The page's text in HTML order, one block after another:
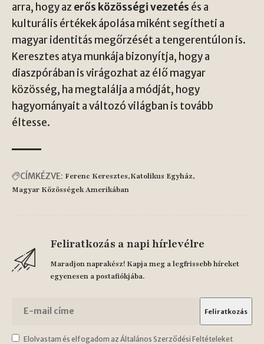
arra, hogy az erős közösségi vezetés és a
kulturális értékek ápolása miként segítheti a
magyar identitás megőrzését a tengerentúlon is.
Keresztes atya munkája bizonyítja, hogy a
diaszpórában is virágozhat az élő magyar
közösség, ha megtalálja a módját, hogy
hagyományait a változó világban is tovább
éltesse.
CÍMKÉZVE: Ferenc Keresztes Katolikus Egyház
Magyar Közösségek Amerikában
Feliratkozás a napi hírlevélre
Maradjon naprakész! Kapja meg a legfrissebb híreket
egyenesen a postafiókjába.
Elolvastam és elfogadom az Általános Szerződési Feltételeket